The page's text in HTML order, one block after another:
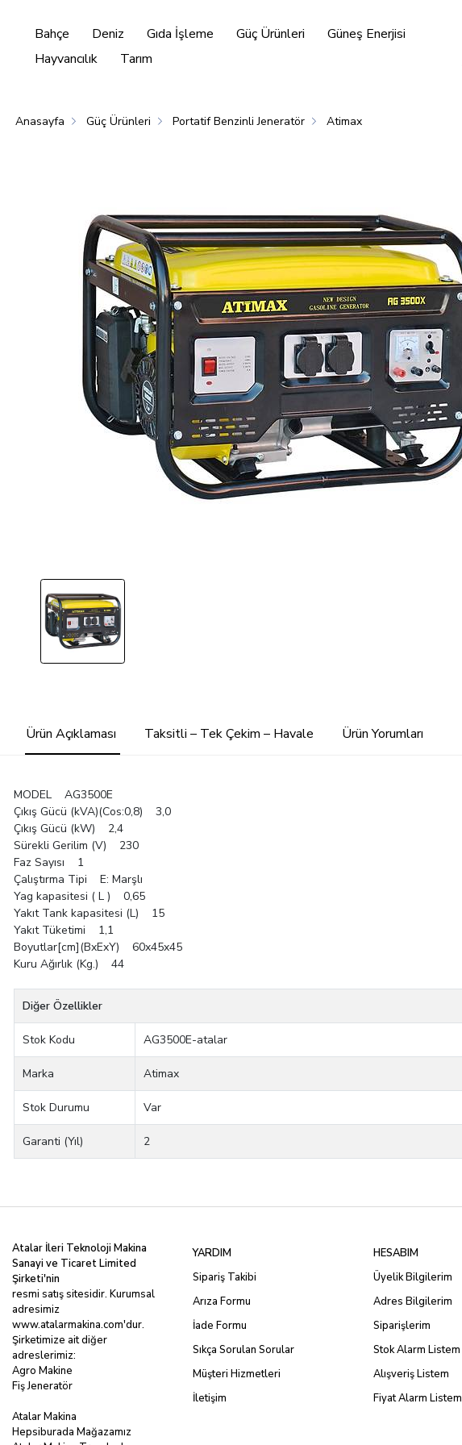
Bahçe Deniz Gıda İşleme Güç Ürünleri
Güneş Enerjisi
Hayvancılık
Tarım
Anasayfa Güç Ürünleri Portatif Benzinli Jeneratör Atimax
Ürün Açıklaması Taksitli – Tek Çekim – Havale Ürün Yorumları
MODEL AG3500E
Çıkış Gücü (kVA)(Cos:0,8) 3,0
Çıkış Gücü (kW) 2,4
Sürekli Gerilim (V) 230
Faz Sayısı 1
Çalıştırma Tipi E: Marşlı
Yag kapasitesi ( L ) 0,65
Yakıt Tank kapasitesi (L) 15
Yakıt Tüketimi 1,1
Boyutlar[cm](BxExY) 60x45x45
Kuru Ağırlık (Kg.) 44
Diğer Özellikler
Stok Kodu AG3500E-atalar
Marka Atimax
Stok Durumu Var
Garanti (Yıl) 2
Atalar İleri Teknoloji Makina
Sanayi ve Ticaret Limited
Şirketi'nin
resmi satış sitesidir. Kurumsal
adresimiz
www.atalarmakina.com'dur.
Şirketimize ait diğer
adreslerimiz:
Agro Makine
Fiş Jeneratör
Atalar Makina
Hepsiburada Mağazamız
YARDIM
Sipariş Takibi
Arıza Formu
İade Formu
Sıkça Sorulan Sorular
Müşteri Hizmetleri
İletişim
HESABIM
Üyelik Bilgilerim
Adres Bilgilerim
Siparişlerim
Stok Alarm Listem
Alışveriş Listem
Fiyat Alarm Listem